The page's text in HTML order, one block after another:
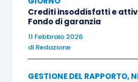
Crediti insoddisfatti e
Fondo di garanzia
11 Febbraio 2026
di Redazione
GESTIONE DEL RAPPORTO,